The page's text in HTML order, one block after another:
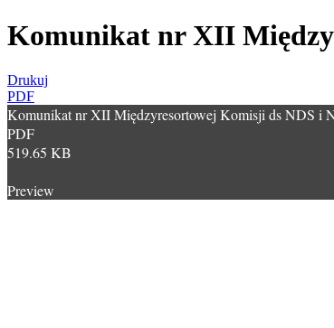
Komunikat nr XII
Drukuj
PDF
Komunikat nr XII Międzyresortowej Komisji ds NDS i
PDF
519.65 KB
Preview